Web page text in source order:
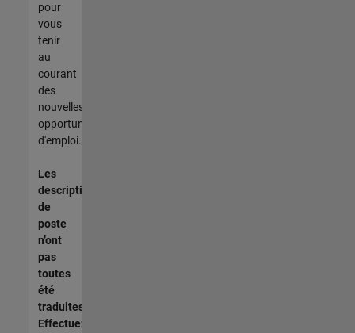
pour
vous
tenir
au
courant
des
nouvelles
opportunités
d'emploi.
Les
descriptions
de
poste
n’ont
pas
toutes
été
traduites.
Effectuez